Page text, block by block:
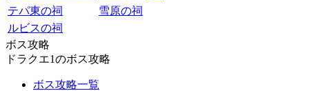
テパ東の祠
雪原の祠
ルビスの祠
ボス攻略
ドラクエ1のボス攻略
ボス攻略一覧